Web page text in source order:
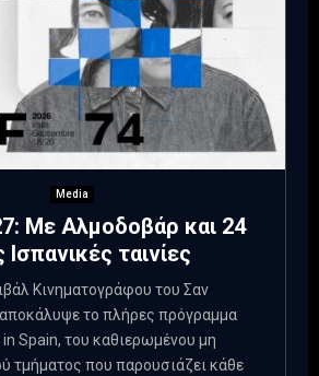
Media
Με Αλμοδοβάρ και 24
Ισπανικές ταινίες
Κινηματογράφου του Σαν
το πλήρες πρόγραμμα
Spain, του καθιερωμένου μη
τμήματος που παρουσιάζει κάθε